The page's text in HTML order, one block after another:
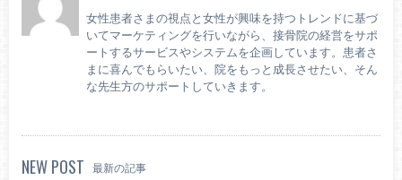
女性患者さまの視点と女性が興味を持つトレンドに基づ
いてマーケティングを行いながら、接骨院の経営をサポ
ートするサービスやシステムを企画しています。患者さ
まに喜んでもらいたい、院をもっと成長させたい、そん
な先生方のサポートしていきます。
NEW POST 最新の記事